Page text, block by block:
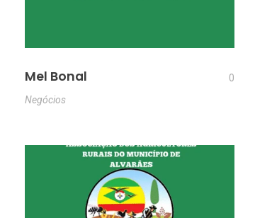
Mel Bonal
0
Negócios